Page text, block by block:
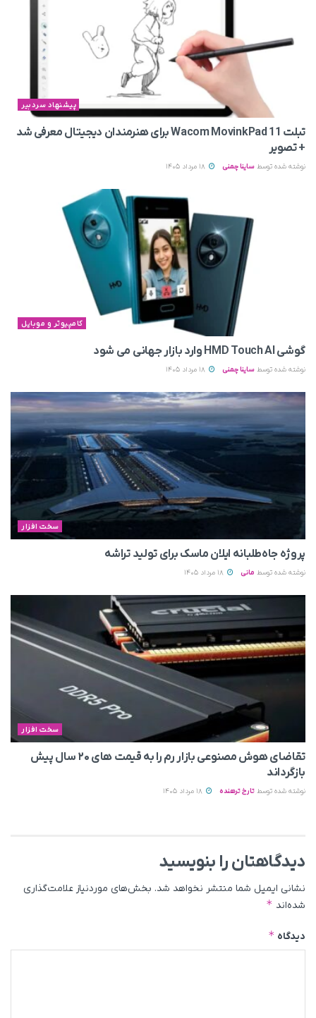
پیشنهاد سردبیر
تبلت Wacom MovinkPad 11 برای هنرمندان دیجیتال معرفی شد
+ تصویر
نوشته شده توسط ساینا چمنی
کامپیوتر و موبایل
گوشی HMD Touch AI وارد بازار جهانی می‌ شود
نوشته شده توسط ساینا چمنی
سخت افزار
پروژه جاه‌طلبانه ایلان ماسک برای تولید تراشه
نوشته شده توسط مانی
سخت افزار
تقاضای هوش مصنوعی بازار رم را به قیمت های ۲۰ سال پیش
بازگرداند
نوشته شده توسط تارخ ترهنده
دیدگاهتان را بنویسید
نشانی ایمیل شما منتشر نخواهد شد. بخش‌های موردنیاز علامت‌گذاری
شده‌اند *
دیدگاه *